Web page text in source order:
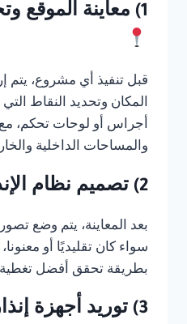
1) معاينة الموقع وتحديد الاحتياجات
قبل تنفيذ أي مشروع، يتم
المكان وتحديد النقاط
أجراس أو لوحات تحكم،
والمساحات الداخلية
2) تصميم نظام الإنذار المناسب
بعد المعاينة، يتم وضع
سواء كان تقليديًا أو
بطريقة تحقق أفضل
3) توريد أجهزة إنذار الحريق الأصلية